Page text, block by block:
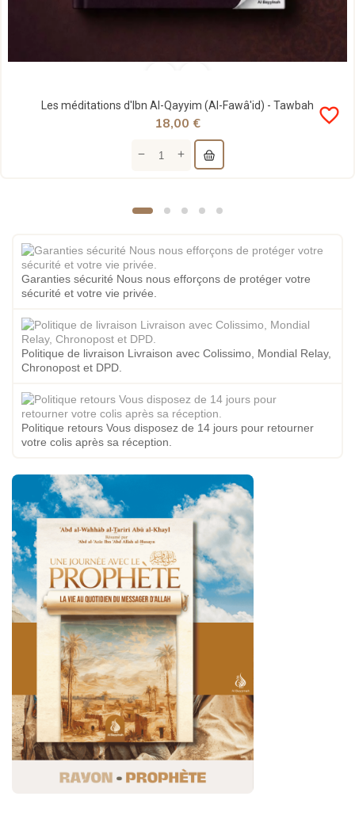
Les méditations d'Ibn Al-Qayyim (Al-Fawâ'id) - Tawbah favorite_border
18,00 €
Garanties sécurité Nous nous efforçons de protéger votre
sécurité et votre vie privée.
Politique de livraison Livraison avec Colissimo, Mondial Relay,
Chronopost et DPD.
Politique retours Vous disposez de 14 jours pour retourner
votre colis après sa réception.